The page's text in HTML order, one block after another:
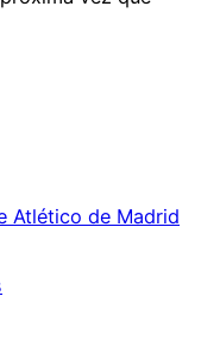
Atlético de Madrid